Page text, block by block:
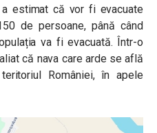
a estimat că vor fi evacuate
de persoane, până când
va fi evacuată. Într-o
că nava care arde se află
României, în apele